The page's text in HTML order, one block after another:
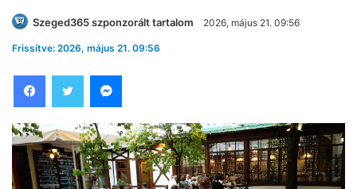
Szeged365 szponzorált tartalom 2026, május 21. 09:56
Frissítve: 2026, május 21. 09:56